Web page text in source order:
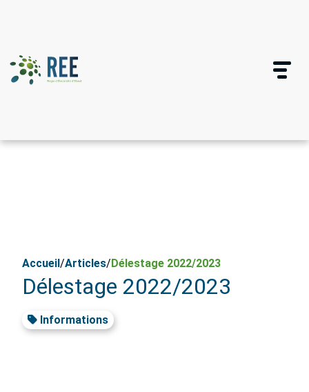
Accueil /Articles/ Délestage 2022/2023
Délestage 2022/2023
Informations